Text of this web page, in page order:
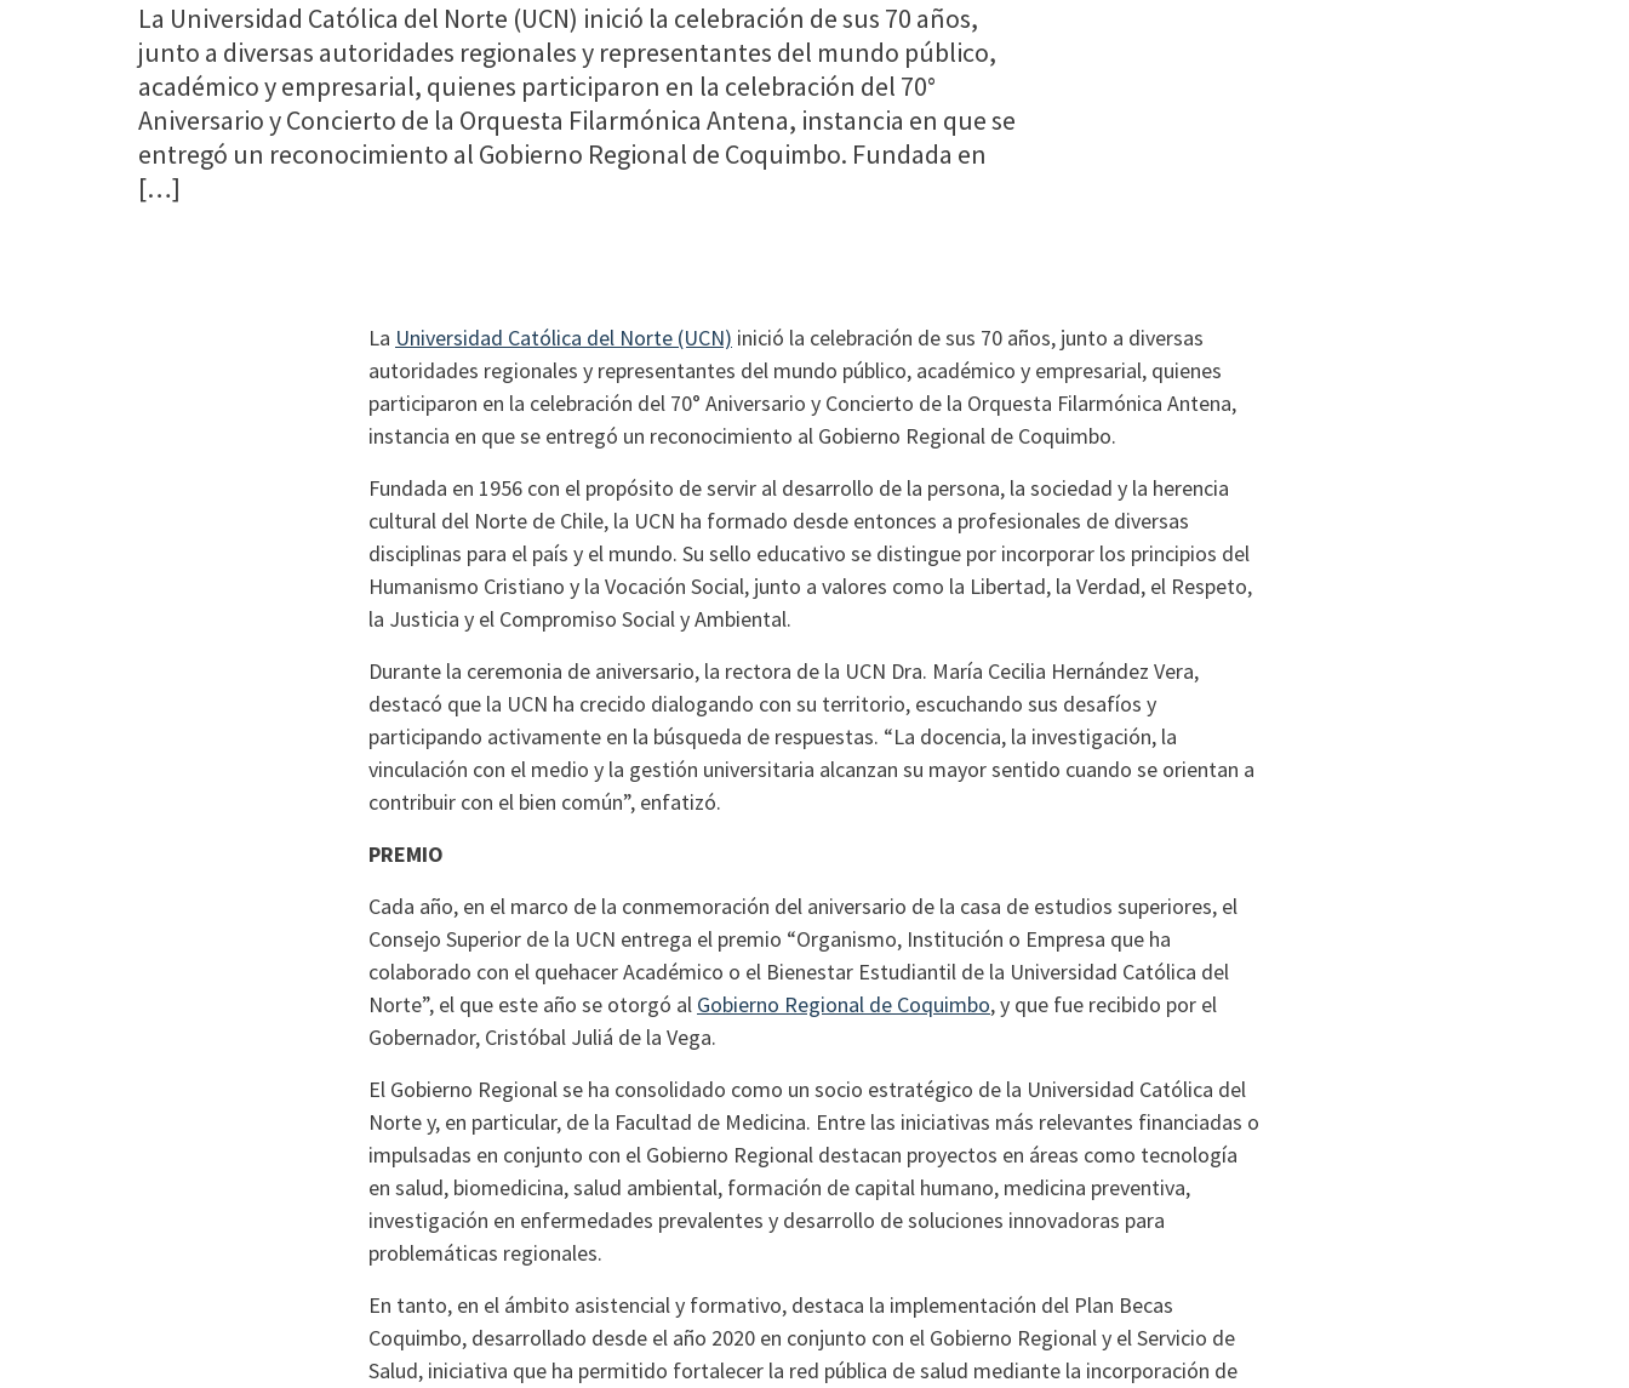
La Universidad Católica del Norte (UCN) inició la celebración de sus 70 años,
junto a diversas autoridades regionales y representantes del mundo público,
académico y empresarial, quienes participaron en la celebración del 70°
Aniversario y Concierto de la Orquesta Filarmónica Antena, instancia en que se
entregó un reconocimiento al Gobierno Regional de Coquimbo. Fundada en
[…]
La Universidad Católica del Norte (UCN) inició la celebración de sus 70 años, junto a diversas
autoridades regionales y representantes del mundo público, académico y empresarial, quienes
participaron en la celebración del 70° Aniversario y Concierto de la Orquesta Filarmónica Antena,
instancia en que se entregó un reconocimiento al Gobierno Regional de Coquimbo.
Fundada en 1956 con el propósito de servir al desarrollo de la persona, la sociedad y la herencia
cultural del Norte de Chile, la UCN ha formado desde entonces a profesionales de diversas
disciplinas para el país y el mundo. Su sello educativo se distingue por incorporar los principios del
Humanismo Cristiano y la Vocación Social, junto a valores como la Libertad, la Verdad, el Respeto,
la Justicia y el Compromiso Social y Ambiental.
Durante la ceremonia de aniversario, la rectora de la UCN Dra. María Cecilia Hernández Vera,
destacó que la UCN ha crecido dialogando con su territorio, escuchando sus desafíos y
participando activamente en la búsqueda de respuestas. “La docencia, la investigación, la
vinculación con el medio y la gestión universitaria alcanzan su mayor sentido cuando se orientan a
contribuir con el bien común”, enfatizó.
PREMIO
Cada año, en el marco de la conmemoración del aniversario de la casa de estudios superiores, el
Consejo Superior de la UCN entrega el premio “Organismo, Institución o Empresa que ha
colaborado con el quehacer Académico o el Bienestar Estudiantil de la Universidad Católica del
Norte”, el que este año se otorgó al Gobierno Regional de Coquimbo, y que fue recibido por el
Gobernador, Cristóbal Juliá de la Vega.
El Gobierno Regional se ha consolidado como un socio estratégico de la Universidad Católica del
Norte y, en particular, de la Facultad de Medicina. Entre las iniciativas más relevantes financiadas o
impulsadas en conjunto con el Gobierno Regional destacan proyectos en áreas como tecnología
en salud, biomedicina, salud ambiental, formación de capital humano, medicina preventiva,
investigación en enfermedades prevalentes y desarrollo de soluciones innovadoras para
problemáticas regionales.
En tanto, en el ámbito asistencial y formativo, destaca la implementación del Plan Becas
Coquimbo, desarrollado desde el año 2020 en conjunto con el Gobierno Regional y el Servicio de
Salud, iniciativa que ha permitido fortalecer la red pública de salud mediante la incorporación de